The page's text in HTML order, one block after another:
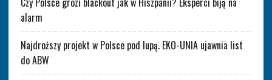
alarm
Najdroższy projekt w Polsce pod lupą. EKO-UNIA ujawnia list
do ABW